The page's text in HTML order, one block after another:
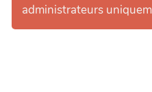
administrateurs